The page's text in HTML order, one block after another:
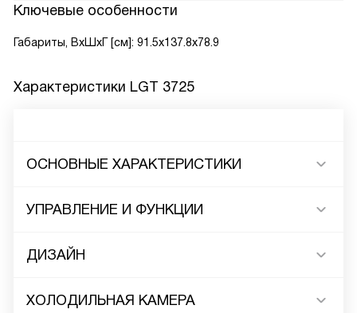
Ключевые особенности
Габариты, ВxШxГ [см]: 91.5x137.8x78.9
Характеристики LGT 3725
ОСНОВНЫЕ ХАРАКТЕРИСТИКИ
УПРАВЛЕНИЕ И ФУНКЦИИ
ДИЗАЙН
ХОЛОДИЛЬНАЯ КАМЕРА